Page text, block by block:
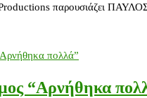
παρουσιάζει
“Αρνήθηκα